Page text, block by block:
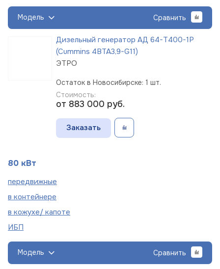
Модель Сравнить
Дизельный генератор АД 64-Т400-1Р
(Cummins 4BTA3,9-G11)
ЭТРО
Остаток в Новосибирске: 1 шт.
Стоимость:
от 883 000 руб.
Заказать
80 кВт
передвижные
в контейнере
в кожухе/ капоте
ИБП
Модель Сравнить